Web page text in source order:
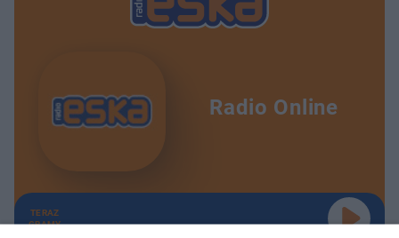
Radio Online
TERAZ
GRAMY